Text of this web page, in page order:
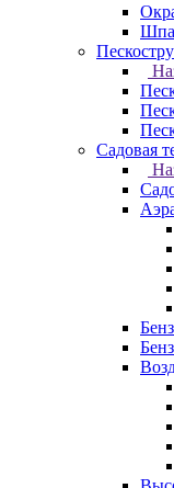
Садовая